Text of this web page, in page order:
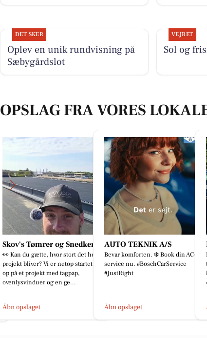
DET SKER
Oplev en unik rundvisning på
Sæbygårdslot
VEJRET
Sol og
OPSLAG FRA VORES
AUTO TEKNIK A/S
Bevar komforten. ❄️ Book din AC-
service nu. #BoschCarService
#JustRight
Åbn opslaget
Bech's Køreskole
Nanna Kyvsgaard-Elsberg Har best
teoriprøve og køreprøver i første
hug.Stort tillykke med kørekortet
Åbn opslaget